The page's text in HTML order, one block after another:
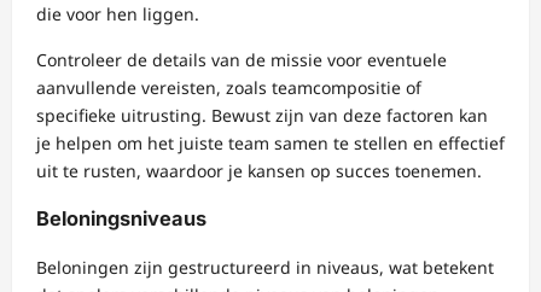
die voor hen liggen.
Controleer de details van de missie voor eventuele
aanvullende vereisten, zoals teamcompositie of
specifieke uitrusting. Bewust zijn van deze factoren kan
je helpen om het juiste team samen te stellen en effectief
uit te rusten, waardoor je kansen op succes toenemen.
Beloningsniveaus
Beloningen zijn gestructureerd in niveaus, wat betekent